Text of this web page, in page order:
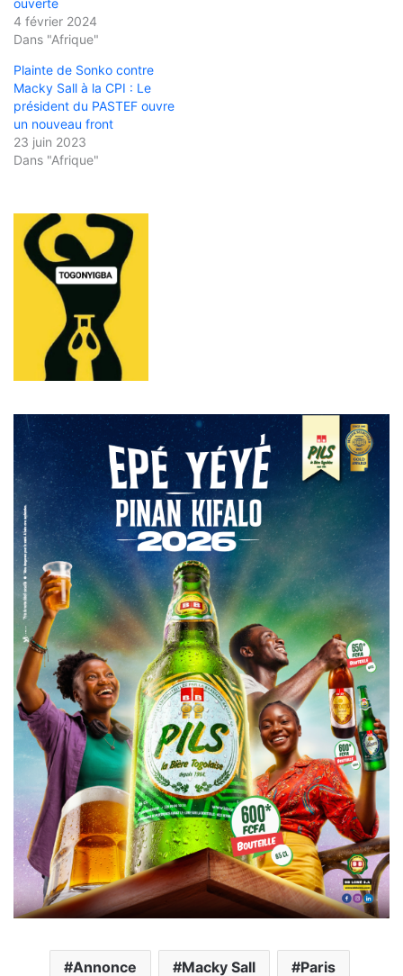
ouverte
4 février 2024
Dans "Afrique"
Plainte de Sonko contre
Macky Sall à la CPI : Le
président du PASTEF ouvre
un nouveau front
23 juin 2023
Dans "Afrique"
Annonce Macky Sall Paris